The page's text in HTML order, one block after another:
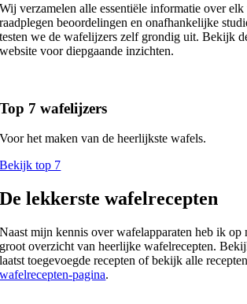
Wij verzamelen alle essentiële informatie over
raadplegen beoordelingen en onafhankelijke
testen we de wafelijzers zelf grondig uit. Bekijk
website voor diepgaande inzichten.
Top 7 wafelijzers
Voor het maken van de heerlijkste wafels.
Bekijk top 7
De lekkerste wafelrecepten
Naast mijn kennis over wafelapparaten heb ik op
groot overzicht van heerlijke wafelrecepten.
laatst toegevoegde recepten of bekijk alle
wafelrecepten-pagina.